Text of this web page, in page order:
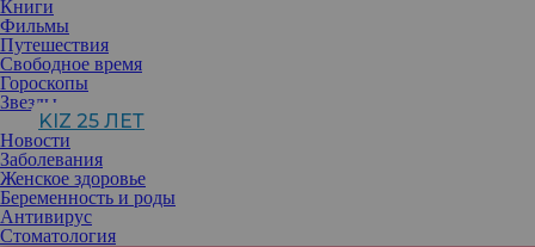
Книги
Фильмы
Путешествия
Свободное время
Гороскопы
Звезды
KIZ 25 ЛЕТ
Новости
Заболевания
Женское здоровье
Беременность и роды
Антивирус
Стоматология
осанкой, зрением и даже психикой. При этом появляются и
достаточно специфические синдромы — например,
«компьютерной шеи».
Этот синдром хоть и получил современное название, известен
давно, так как его симптомы появляются не только из-за
компьютера, но и в целом из-за длительной работы за
письменным столом, чтения. Просто современные технические
достижения усугубили заболевание и сделали его настоящей
болью современности.